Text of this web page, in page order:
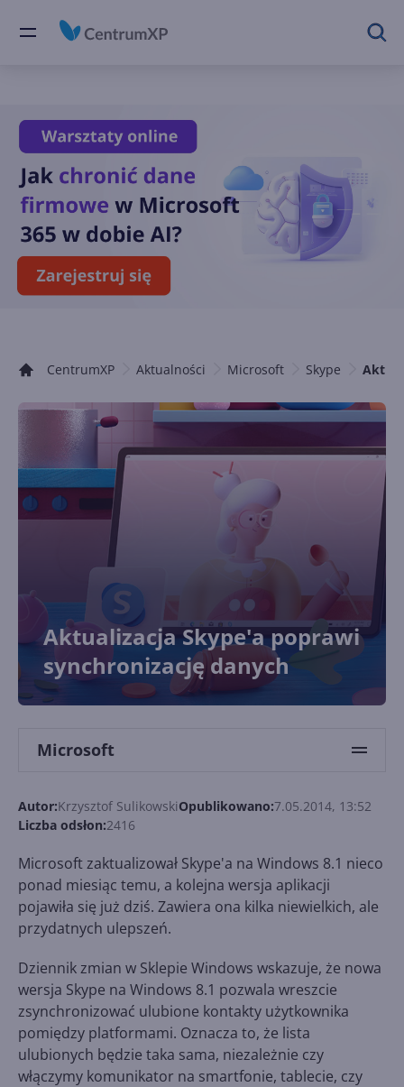
CentrumXP Aktualności Microsoft Skype
Aktualizacja Skype'a poprawi
synchronizację danych
Microsoft
Autor:Krzysztof SulikowskiOpublikowano:7.05.2014, 13:52
Liczba odsłon:2416
Microsoft zaktualizował Skype'a na Windows 8.1 nieco
ponad miesiąc temu, a kolejna wersja aplikacji
pojawiła się już dziś. Zawiera ona kilka niewielkich, ale
przydatnych ulepszeń.
Dziennik zmian w Sklepie Windows wskazuje, że nowa
wersja Skype na Windows 8.1 pozwala wreszcie
zsynchronizować ulubione kontakty użytkownika
pomiędzy platformami. Oznacza to, że lista
ulubionych będzie taka sama, niezależnie czy
włączymy komunikator na smartfonie, tablecie, czy